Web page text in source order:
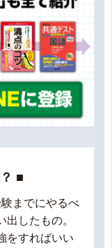
■
までにやるべ
したもの。
をすればいい